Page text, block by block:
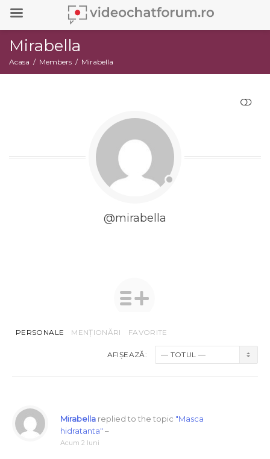
Mirabella
Acasa Members Mirabella
@mirabella
PERSONALE MENȚIONĂRI FAVORITE
AFIȘEAZĂ:
Mirabella replied to the topic "Masca
hidratanta" –
Acum 2 luni